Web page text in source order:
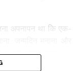
अपनापन था कि एक-
के घर जाया करते थे।
कई बार देर रात तक